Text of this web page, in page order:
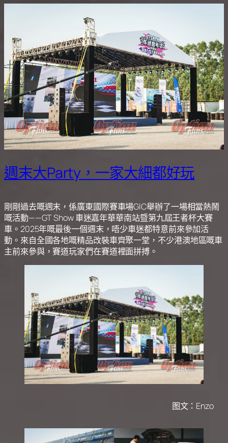
週末大Party，一家大細都好玩
剛剛過去嘅週末，係廣東國際賽車場GIC舉辦了一場相當熱鬧
嘅活動——GT Show 車迷嘉年華華南站暨第九屆王者杯大賽
車。2025年嘅最後一個週末，唔少車迷都特意前來參加活
動。來自全國各地嘅精品改裝車齊聚一堂，不少港澳地區嘅車
主前來參與，賽道玩家們在賽道裡面拼搏。
图文：Enzo